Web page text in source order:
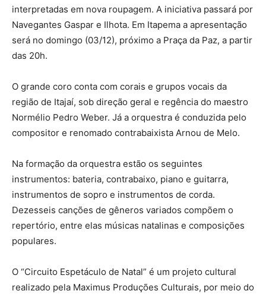
interpretadas em nova roupagem. A iniciativa passará por
Navegantes Gaspar e Ilhota. Em Itapema a apresentação
será no domingo (03/12), próximo a Praça da Paz, a partir
das 20h.
O grande coro conta com corais e grupos vocais da
região de Itajaí, sob direção geral e regência do maestro
Normélio Pedro Weber. Já a orquestra é conduzida pelo
compositor e renomado contrabaixista Arnou de Melo.
Na formação da orquestra estão os seguintes
instrumentos: bateria, contrabaixo, piano e guitarra,
instrumentos de sopro e instrumentos de corda.
Dezesseis canções de gêneros variados compõem o
repertório, entre elas músicas natalinas e composições
populares.
O “Circuito Espetáculo de Natal” é um projeto cultural
realizado pela Maximus Produções Culturais, por meio do